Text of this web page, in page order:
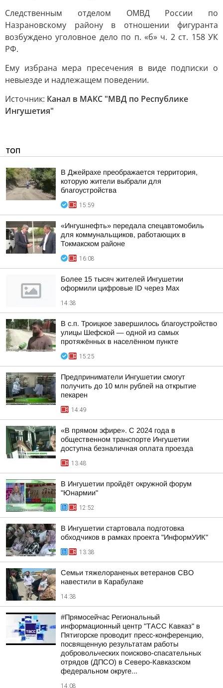
Следственным отделом ОМВД России по
Назрановскому району в отношении фигуранта
возбуждено уголовное дело по п. «б» ч. 2 ст. 158 УК
РФ.
Ему избрана мера пресечения в виде подписки о
невыезде и надлежащем поведении.
Источник: Канал в МАКС "МВД по Республике
Ингушетия"
ТОП
В Джейрахе преображается территория,
которую жители выбрали для
благоустройства
15:59
«Ингушнефть» передала спецавтомобиль
для коммунальщиков, работающих в
Токмакском районе
16:08
Более 15 тысяч жителей Ингушетии
оформили цифровые ID через Max
14:38
В с.п. Троицкое завершилось благоустройство
улицы Шефской — одной из самых
протяжённых в населённом пункте
15:25
Предприниматели Ингушетии смогут
получить до 10 млн рублей на открытие
пекарен
14:49
«В прямом эфире». С 2024 года в
общественном транспорте Ингушетии
доступна безналичная оплата проезда
13:48
В Ингушетии пройдёт окружной форум
"Юнармии"
12:52
В Ингушетии стартовала подготовка
обходчиков в рамках проекта "ИнформУИК"
13:38
Семьи тяжелораненых ветеранов СВО
навестили в Карабулаке
14:38
#Прямосейчас Региональный
информационный центр "ТАСС Кавказ" в
Пятигорске проводит пресс-конференцию,
посвященную результатам работы
добровольческих поисково-спасательных
отрядов (ДПСО) в Северо-Кавказском
федеральном округе...
14:08